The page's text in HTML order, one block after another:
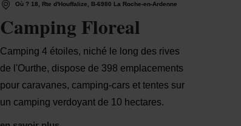
Où ? 18, Rte d'Houffalize, B-6980 La Roche-en-Ardenne
Camping Floreal
Camping 4 étoiles, niché le long des rives
de l'Ourthe, dispose de 398 emplacements
pour caravanes, camping-cars et tentes sur
un camping verdoyant de 10 hectares.